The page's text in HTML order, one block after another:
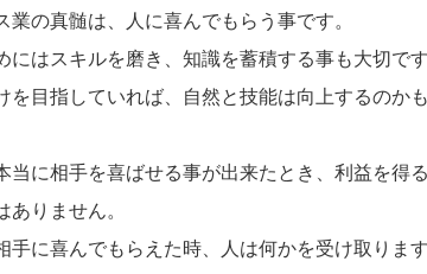
業の真髄は、人に喜んでもらう事です。
にはスキルを磨き、知識を蓄積する事も大切で
を目指していれば、自然と技能は向上するのか
当に相手を喜ばせる事が出来たとき、利益を得
ありません。
手に喜んでもらえた時、人は何かを受け取ります